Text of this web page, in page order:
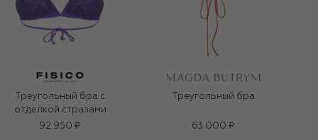
Треугольный бра с
отделкой стразами
92 950 ₽
Треугольный бра
63 000 ₽